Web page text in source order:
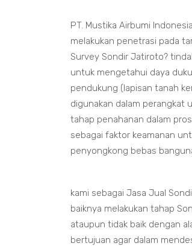
PT. Mustika Airbumi
melakukan penetrasi pada
Survey Sondir Jatiroto?
untuk mengetahui daya
pendukung (lapisan tanah
digunakan dalam perangkat
tahap penahanan dalam
sebagai faktor keamanan
penyongkong bebas
kami sebagai Jasa Jual
baiknya melakukan tahap
ataupun tidak baik dengan
bertujuan agar dalam